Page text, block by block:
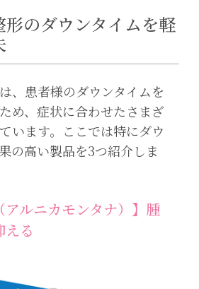
形のダウンタイムを軽
、患者様のダウンタイムを
め、症状に合わせたさまざ
います。ここでは特にダウ
の高い製品を3つ紹介しま
アルニカモンタナ）】腫
える